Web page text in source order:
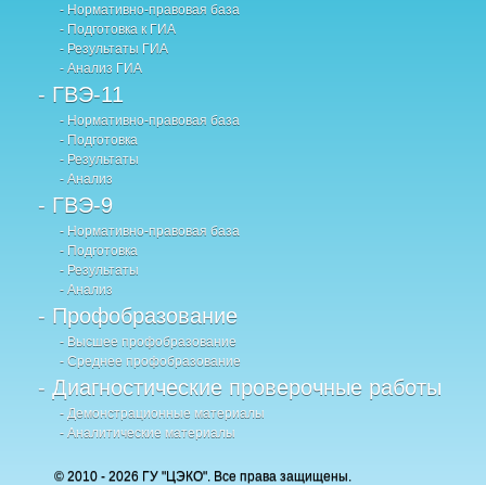
- Нормативно-правовая база
- Подготовка к ГИА
- Результаты ГИА
- Анализ ГИА
- ГВЭ-11
- Нормативно-правовая база
- Подготовка
- Результаты
- Анализ
- ГВЭ-9
- Нормативно-правовая база
- Подготовка
- Результаты
- Анализ
- Профобразование
- Высшее профобразование
- Среднее профобразование
- Диагностические проверочные работы
- Демонстрационные материалы
- Аналитические материалы
© 2010 - 2026 ГУ "ЦЭКО". Все права защищены.